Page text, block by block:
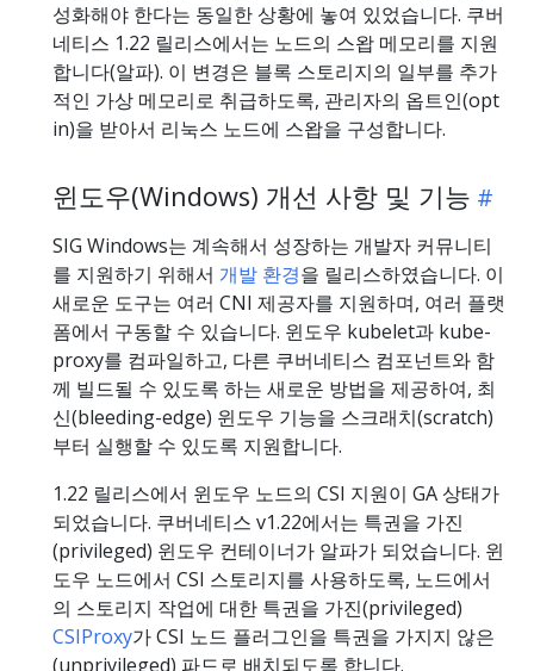
성화해야 한다는 동일한 상황에 놓여 있었습니다. 쿠버
네티스 1.22 릴리스에서는 노드의 스왑 메모리를 지원
합니다(알파). 이 변경은 블록 스토리지의 일부를 추가
적인 가상 메모리로 취급하도록, 관리자의 옵트인(opt
in)을 받아서 리눅스 노드에 스왑을 구성합니다.
윈도우(Windows) 개선 사항 및 기능
SIG Windows는 계속해서 성장하는 개발자 커뮤니티
를 지원하기 위해서 개발 환경을 릴리스하였습니다. 이
새로운 도구는 여러 CNI 제공자를 지원하며, 여러 플랫
폼에서 구동할 수 있습니다. 윈도우 kubelet과 kube-
proxy를 컴파일하고, 다른 쿠버네티스 컴포넌트와 함
께 빌드될 수 있도록 하는 새로운 방법을 제공하여, 최
신(bleeding-edge) 윈도우 기능을 스크래치(scratch)
부터 실행할 수 있도록 지원합니다.
1.22 릴리스에서 윈도우 노드의 CSI 지원이 GA 상태가
되었습니다. 쿠버네티스 v1.22에서는 특권을 가진
(privileged) 윈도우 컨테이너가 알파가 되었습니다. 윈
도우 노드에서 CSI 스토리지를 사용하도록, 노드에서
의 스토리지 작업에 대한 특권을 가진(privileged)
CSIProxy가 CSI 노드 플러그인을 특권을 가지지 않은
(unprivileged) 파드로 배치되도록 합니다.